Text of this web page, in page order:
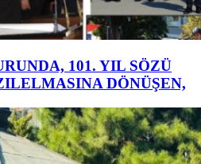
101. YIL SÖZÜ
DÖNÜŞEN,